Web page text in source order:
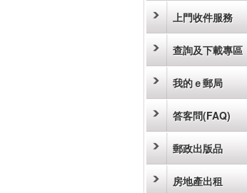
上門收件服務
查詢及下載專區
我的ｅ郵局
答客問(FAQ)
郵政出版品
房地產出租